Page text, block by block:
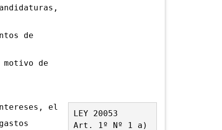
de
de
el
LEY 20053
Art. 1º Nº 1 a)